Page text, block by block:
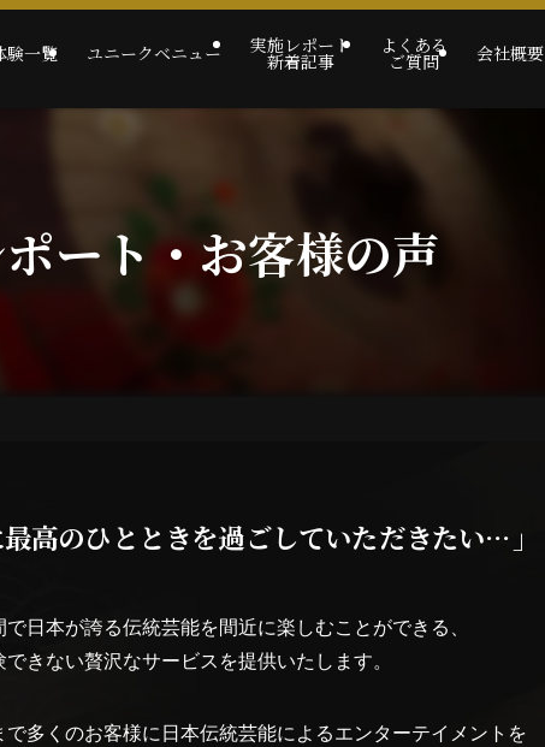
験一覧 ユニークベニュー 実施レポート
新着記事
よくある
ご質問 会社概要
ート・お客様の声
最高のひとときを過ごしていただきたい…」
日本が誇る伝統芸能を間近に楽しむことができる、
きない贅沢なサービスを提供いたします。
多くのお客様に日本伝統芸能によるエンターテイメントを